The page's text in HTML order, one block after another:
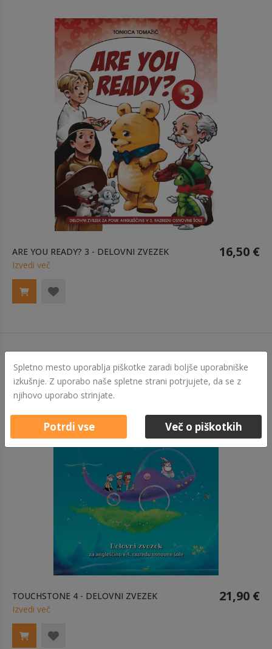
ARE YOU READY? 3 - DELOVNI ZVEZEK 16,50 €
Izvedi več
TOUCHSTONE 4 - DELOVNI ZVEZEK 21,90 €
Izvedi več
Spletno mesto uporablja piškotke zaradi boljše uporabniške
izkušnje. Z uporabo naše spletne strani potrjujete, da se z
njihovo uporabo strinjate.
Potrdi vse Več o piškotkih